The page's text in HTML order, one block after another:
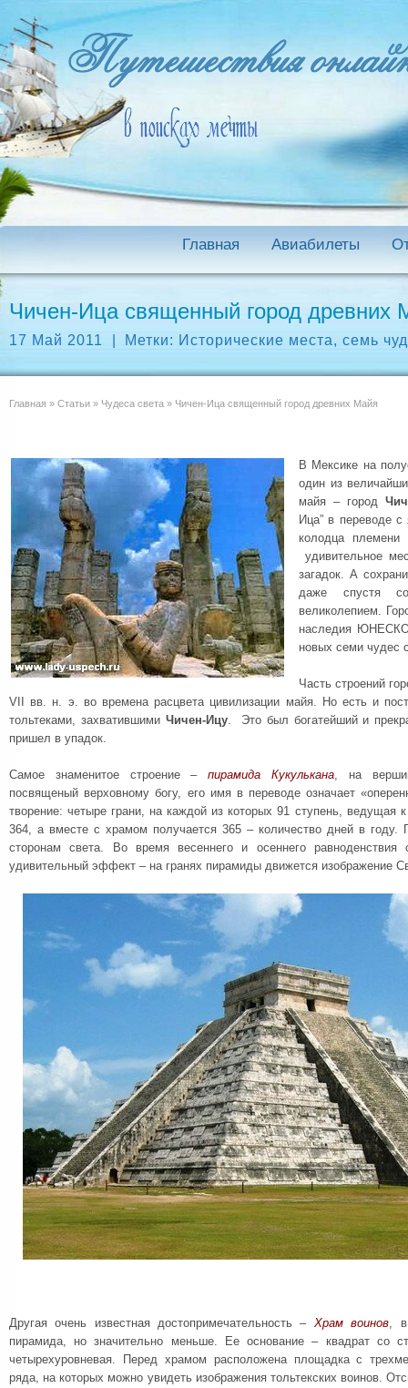
Главная Авиабилеты
Чичен-Ица священный город древних
17 Май 2011 Метки: Исторические места,семь
Главная » Статьи » Чудеса света » Чичен-Ица священный город древних Майя
В Мексике на
один из
майя – город
Ица” в переводе
колодца племени
удивительное
загадок. А
даже спустя
великолепием.
наследия
новых семи чудес
Часть строений
VII вв. н. э. во времена расцвета цивилизации майя. Но есть и
тольтеками, захватившими Чичен-Ицу. Это был богатейший и
пришел в упадок.
Самое знаменитое строение –пирамида Кукулькана, на
посвященый верховному богу, его имя в переводе означает
творение: четыре грани, на каждой из которых 91 ступень, ведущая
364, а вместе с храмом получается 365 – количество дней в году.
сторонам света. Во время весеннего и осеннего равноденствия
удивительный эффект – на гранях пирамиды движется изображение
Другая очень известная достопримечательность – Храм воинов, в
пирамида, но значительно меньше. Ее основание – квадрат со
четырехуровневая. Перед храмом расположена площадка с
ряда, на которых можно увидеть изображения тольтекских воинов.